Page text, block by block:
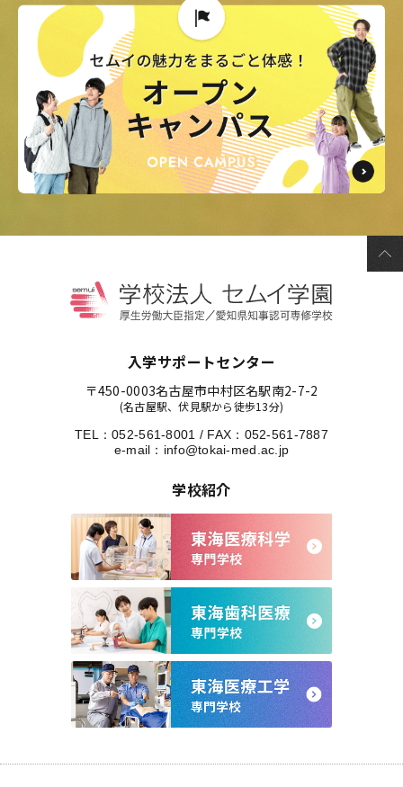
入学サポートセンター
〒450-0003名古屋市中村区名駅南2-7-2
(名古屋駅、伏見駅から徒歩13分)
TEL：052-561-8001 / FAX：052-561-7887
e-mail： info@tokai-med.ac.jp
学校紹介